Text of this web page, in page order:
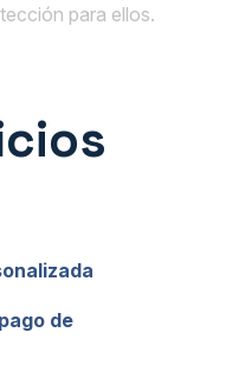
para ellos.
de